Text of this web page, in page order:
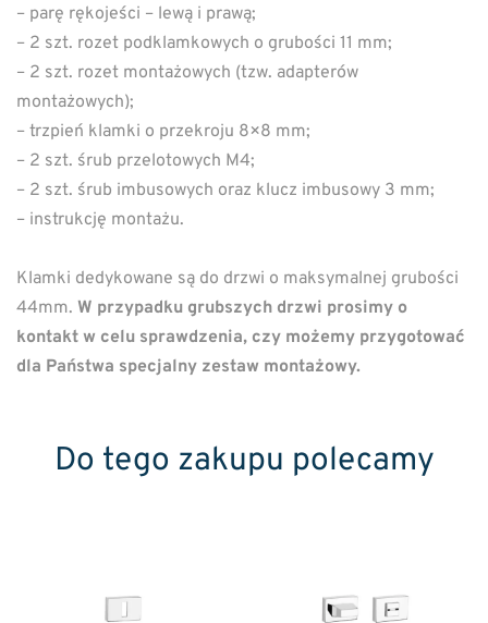
– parę rękojeści – lewą i prawą;
– 2 szt. rozet podklamkowych o grubości 11 mm;
– 2 szt. rozet montażowych (tzw. adapterów
montażowych);
– trzpień klamki o przekroju 8×8 mm;
– 2 szt. śrub przelotowych M4;
– 2 szt. śrub imbusowych oraz klucz imbusowy 3 mm;
– instrukcję montażu.
Klamki dedykowane są do drzwi o maksymalnej grubości
44mm. W przypadku grubszych drzwi prosimy o
kontakt w celu sprawdzenia, czy możemy przygotować
dla Państwa specjalny zestaw montażowy.
Do tego zakupu polecamy